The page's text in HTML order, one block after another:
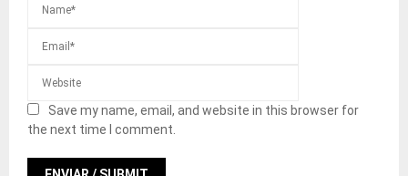
Save my name, email, and website in this browser for
the next time I comment.